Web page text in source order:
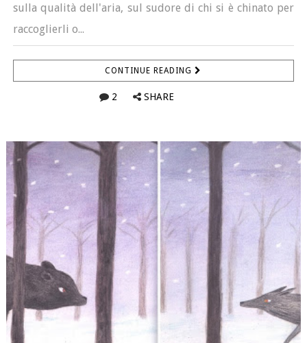
sulla qualità dell'aria, sul sudore di chi si è chinato per
raccoglierli o...
CONTINUE READING
2 SHARE